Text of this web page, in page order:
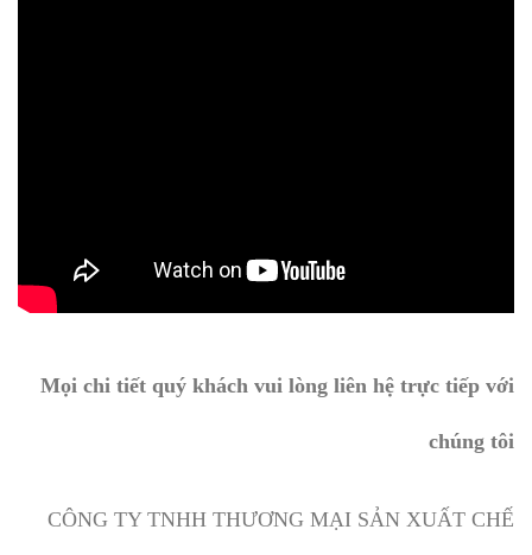
Mọi chi tiết quý khách vui lòng liên hệ trực tiếp với
chúng tôi
CÔNG TY TNHH THƯƠNG MẠI SẢN XUẤT CHẾ